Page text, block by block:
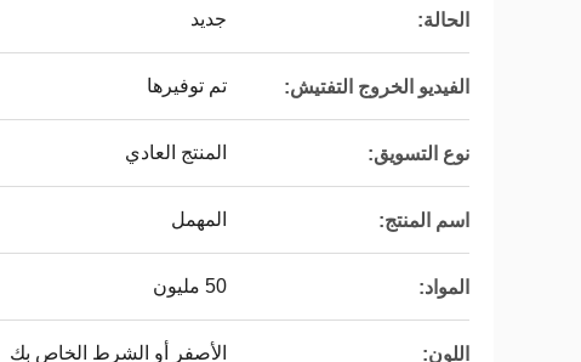
الحالة: جديد
الفيديو الخروج التفتيش: تم توفيرها
نوع التسويق: المنتج العادي
اسم المنتج: المهمل
المواد: 50 مليون
اللون: الأصفر أو الشرط الخاص بك